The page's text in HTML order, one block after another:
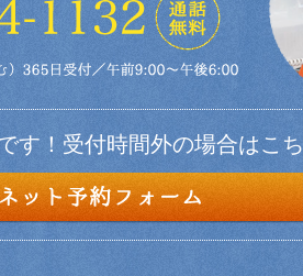
す！受付時間外の場合はこ